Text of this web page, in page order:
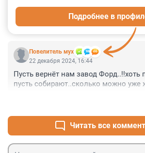
но Трампу и здесь важно показать,
"смехотворно высокие тарифы".
Из ВОЗ уйти , Панаму вернуть , Киев
Повелитель мух
Подробнее в
22 декабря 2024, 16:44
Пусть вернёт нам завод Форд..!!хоть
пусть собирают..сколько можно уже
Читать все